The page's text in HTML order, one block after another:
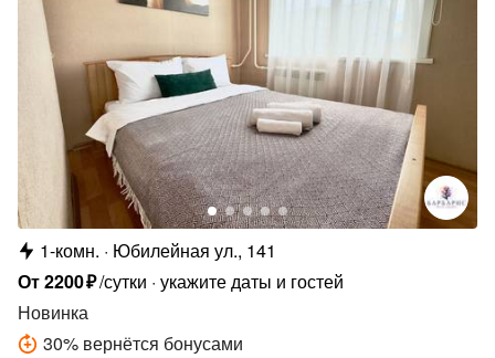
1-комн.
Юбилейная ул., 141
От2200₽/сутки укажите даты и гостей
Новинка
30% вернётся бонусами